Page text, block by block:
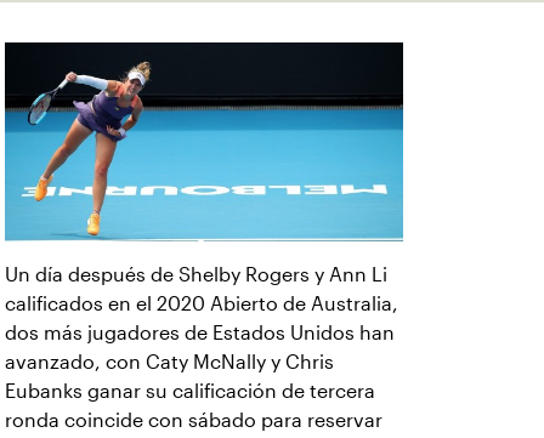
Un día después de Shelby Rogers y Ann Li
calificados en el 2020 Abierto de Australia,
dos más jugadores de Estados Unidos han
avanzado, con Caty McNally y Chris
Eubanks ganar su calificación de tercera
ronda coincide con sábado para reservar